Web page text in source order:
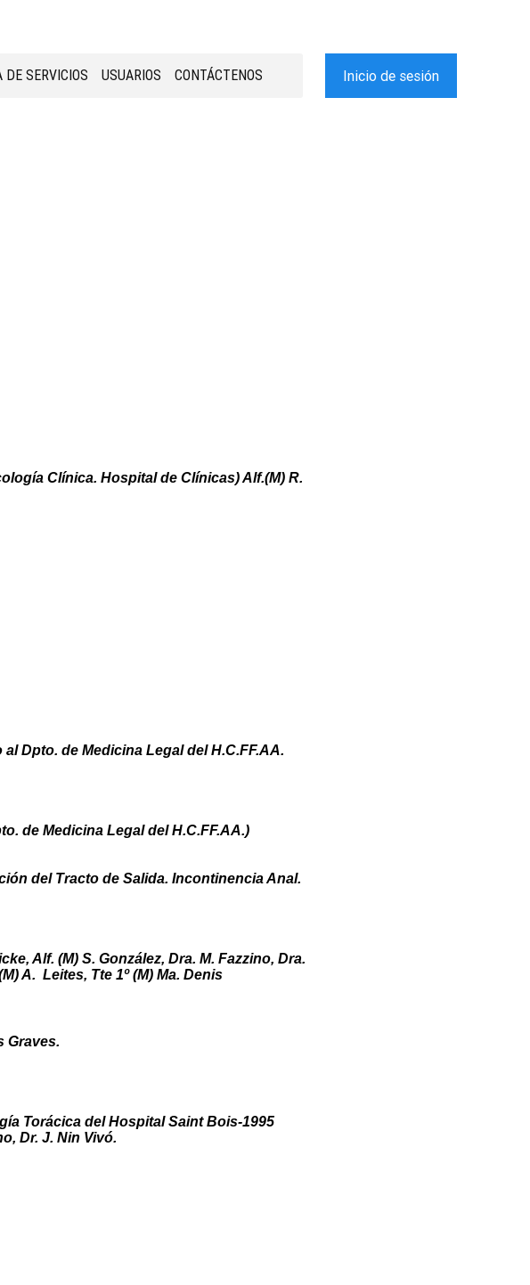
DE SERVICIOS USUARIOS CONTÁCTENOS Inicio de sesión
Clínica. Hospital de Clínicas) Alf.(M) R.
Dpto. de Medicina Legal del H.C.FF.AA.
de Medicina Legal del H.C.FF.AA.)
del Tracto de Salida. Incontinencia Anal.
Alf. (M) S. González, Dra. M. Fazzino, Dra.
A. Leites, Tte 1º (M) Ma. Denis
Graves.
Torácica del Hospital Saint Bois-1995
Dr. J. Nin Vivó.